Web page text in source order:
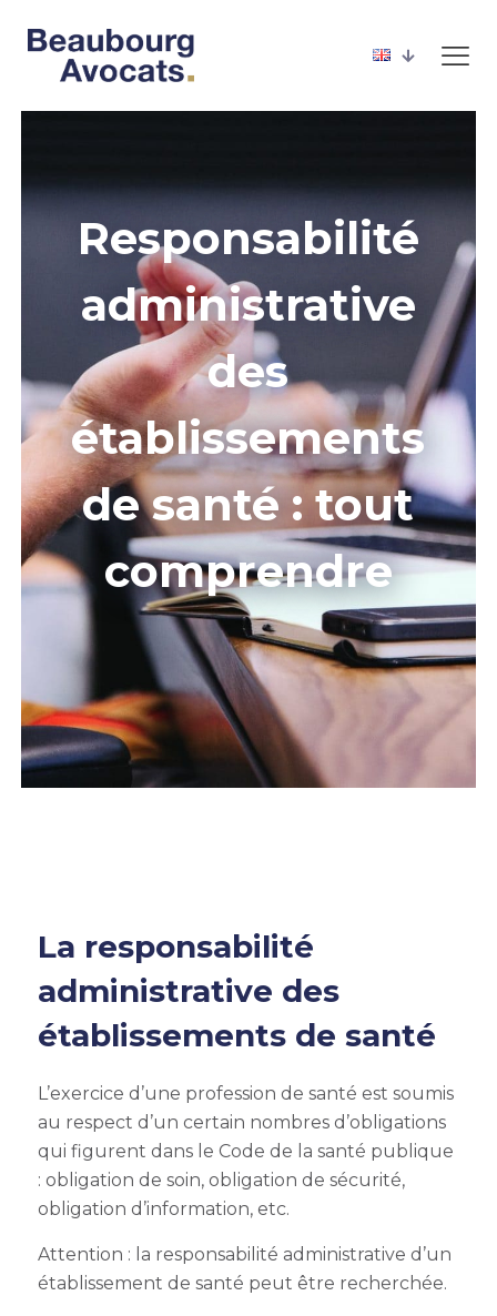
Responsabilité
administrative
des
établissements
de santé : tout
comprendre
La responsabilité
administrative des
établissements de santé
L’exercice d’une profession de santé est soumis
au respect d’un certain nombres d’obligations
qui figurent dans le Code de la santé publique
: obligation de soin, obligation de sécurité,
obligation d’information, etc.
Attention : la responsabilité administrative d’un
établissement de santé peut être recherchée.